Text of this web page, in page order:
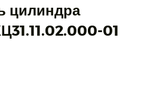
цилиндра
01